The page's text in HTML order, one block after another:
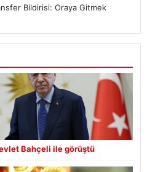
Bildirisi: Oraya Gitmek
Bahçeli ile görüştü